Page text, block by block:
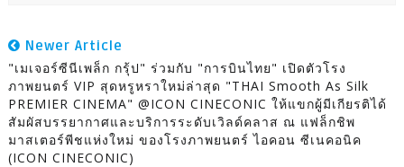
Newer Article
"เมเจอร์ซีนีเพล็ก กรุ้ป" ร่วมกับ "การบินไทย" เปิดตัวโรง
ภาพยนตร์ VIP สุดหรูหราใหม่ล่าสุด "THAI Smooth As Silk
PREMIER CINEMA" @ICON CINECONIC ให้แขกผู้มีเกียรติได้
สัมผัสบรรยากาศและบริการระดับเวิลด์คลาส ณ แฟล็กชิพ
มาสเตอร์พีชแห่งใหม่ ของโรงภาพยนตร์ ไอคอน ซีเนคอนิค
(ICON CINECONIC)